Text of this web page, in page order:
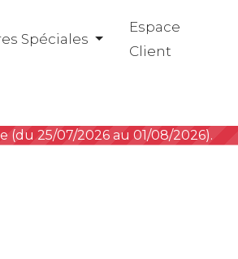
Spéciales
Espace
Client
(du 25/07/2026 au 01/08/2026).